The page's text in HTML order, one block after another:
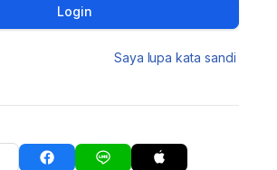
Login
Saya lupa kata sandi